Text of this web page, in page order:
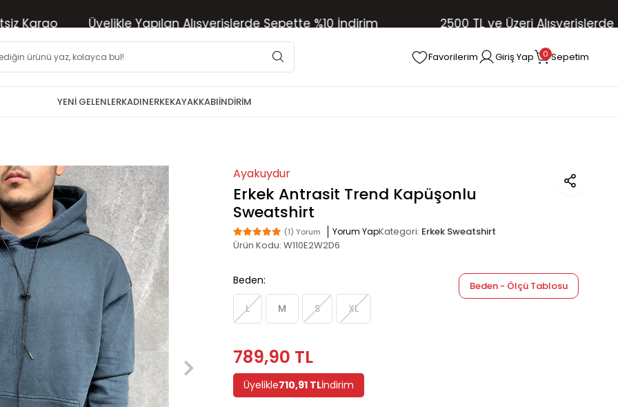
Üyelikle Yapılan Alışverişlerde Sepette %10 İndirim 2500 TL ve Üzeri Alışverişlerde
Favorilerim Giriş Yap 0 Sepetim
YENİ GELENLERKADINERKEKAYAKKABIİNDİRİM
Ayakuydur
Erkek Antrasit Trend Kapüşonlu
Sweatshirt
(1) Yorum Yorum YapKategori: Erkek Sweatshirt
Ürün Kodu:W110E2W2D6
Beden:
L M S XL
Beden - Ölçü Tablosu
789,90 TL
Üyelikle710,91 TLİndirim